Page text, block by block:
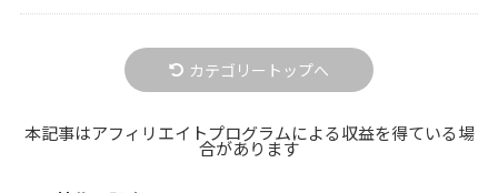
カテゴリートップへ
本記事はアフィリエイトプログラムによる収益を得ている場
合があります